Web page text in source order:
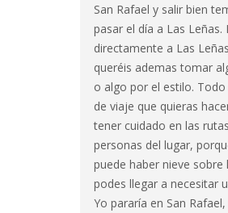
San Rafael y salir bien
pasar el día a Las
directamente a Las
queréis ademas tomar
o algo por el estilo.
de viaje que quieras
tener cuidado en las
personas del lugar,
puede haber nieve sobre
podes llegar a necesitar
Yo pararía en San